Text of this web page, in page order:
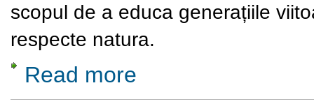
scopul de a educa generațiile
respecte natura.
Read more